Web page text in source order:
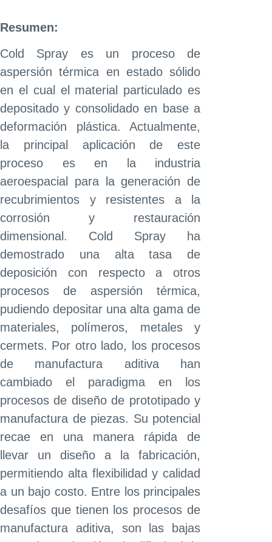
Resumen:
Cold Spray es un proceso de
aspersión térmica en estado sólido
en el cual el material particulado es
depositado y consolidado en base a
deformación plástica. Actualmente,
la principal aplicación de este
proceso es en la industria
aeroespacial para la generación de
recubrimientos y resistentes a la
corrosión y restauración
dimensional. Cold Spray ha
demostrado una alta tasa de
deposición con respecto a otros
procesos de aspersión térmica,
pudiendo depositar una alta gama de
materiales, polímeros, metales y
cermets. Por otro lado, los procesos
de manufactura aditiva han
cambiado el paradigma en los
procesos de diseño de prototipado y
manufactura de piezas. Su potencial
recae en una manera rápida de
llevar un diseño a la fabricación,
permitiendo alta flexibilidad y calidad
a un bajo costo. Entre los principales
desafíos que tienen los procesos de
manufactura aditiva, son las bajas